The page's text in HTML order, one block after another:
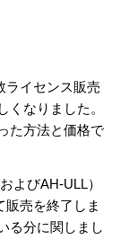
ライセンス販売
なりました。
た方法と価格で
よびAH-ULL）
販売を終了しま
る分に関しまし